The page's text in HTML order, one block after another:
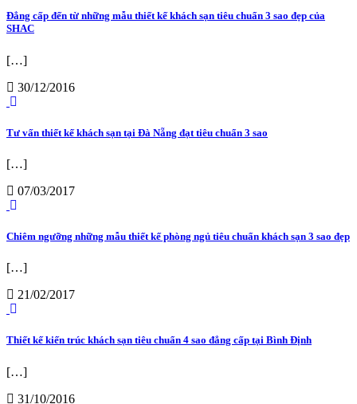
Đẳng cấp đến từ những mẫu thiết kế khách sạn tiêu chuẩn 3 sao đẹp của
SHAC
[…]
30/12/2016
Tư vấn thiết kế khách sạn tại Đà Nẵng đạt tiêu chuẩn 3 sao
[…]
07/03/2017
Chiêm ngưỡng những mẫu thiết kế phòng ngủ tiêu chuẩn khách sạn 3 sao đẹp
[…]
21/02/2017
Thiết kế kiến trúc khách sạn tiêu chuẩn 4 sao đẳng cấp tại Bình Định
[…]
31/10/2016